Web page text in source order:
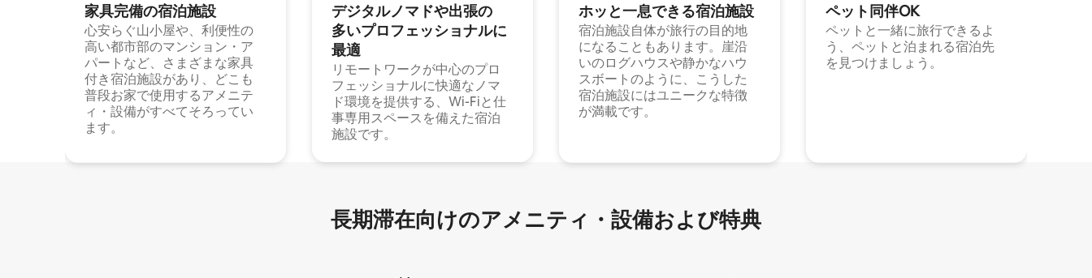
家具完備の宿⁠泊⁠施⁠設
心安らぐ山小屋や、利便性の
高い都市部のマンション・ア
パートなど、さまざまな家具
付き宿泊施設があり、どこも
普段お家で使用するアメニテ
ィ・設備がすべてそろってい
ます。
デジタルノマドや出⁠張⁠の
多⁠いプ⁠ロ⁠フ⁠ェ⁠ッ⁠シ⁠ョ⁠ナ⁠ル⁠に
最⁠適
リモートワークが中心のプロ
フェッショナルに快適なノマ
ド環境を提供する、Wi-Fiと仕
事専用スペースを備えた宿泊
施設です。
ホッと一⁠息⁠で⁠き⁠る宿⁠泊施⁠設
宿泊施設自体が旅行の目的地
になることもあります。崖沿
いのログハウスや静かなハウ
スボートのように、こうした
宿泊施設にはユニークな特徴
が満載です。
ペット同⁠伴OK
ペットと一緒に旅行できるよ
う、ペットと泊まれる宿泊先
を見つけましょう。
長期滞在向け⁠のア⁠メ⁠ニ⁠テ⁠ィ⁠・設⁠備⁠および特⁠典